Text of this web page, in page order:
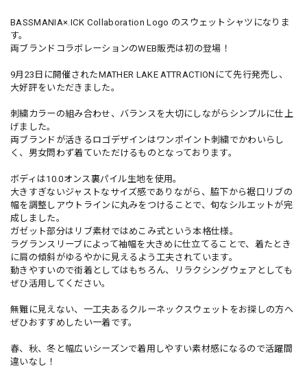
BASSMANIA×.ICK Collaboration Logo のスウェットシャツになりま
す。
両ブランドコラボレーションのWEB販売は初の登場！
9月23日に開催されたMATHER LAKE ATTRACTIONにて先行発売し、
大好評をいただきました。
刺繍カラーの組み合わせ、バランスを大切にしながらシンプルに仕上
げました。
両ブランドが活きるロゴデザインはワンポイント刺繍でかわいらし
く、男女問わず着ていただけるものとなっております。
ボディは10.0オンス裏パイル生地を使用。
大きすぎないジャストなサイズ感でありながら、脇下から裾口リブの
幅を調整しアウトラインに丸みをつけることで、旬なシルエットが完
成しました。
ガゼット部分はリブ素材ではめこみ式という本格仕様。
ラグランスリーブによって袖幅を大きめに仕立てることで、着たとき
に肩の傾斜がゆるやかに見えるよう工夫されています。
動きやすいので街着としてはもちろん、リラクシングウェアとしても
ぜひ活用してください。
無難に見えない、一工夫あるクルーネックスウェットをお探しの方へ
ぜひおすすめしたい一着です。
春、秋、冬と幅広いシーズンで着用しやすい素材感になるので活躍間
違いなし！